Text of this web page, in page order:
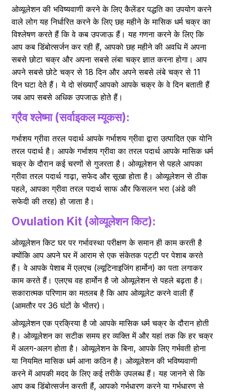
ओव्यूलेशन की भविष्यवाणी करने के लिए कैलेंडर पद्धति का उपयोग करने
वाले लोग यह निर्धारित करने के लिए छह महीने के मासिक धर्म चक्र का
विश्लेषण करते हैं कि वे कब उपजाऊ हैं। यह गणना करने के लिए कि
आप कब डिंबोत्सर्जन कर रही हैं, आपको छह महीने की अवधि में अपना
सबसे छोटा चक्र और अपना सबसे लंबा चक्र ज्ञात करना होगा। आप
अपने सबसे छोटे चक्र से 18 दिन और अपने सबसे लंबे चक्र से 11
दिन घटा देते हैं। ये दो संख्याएँ आपको आपके चक्र के वे दिन बताती हैं
जब आप सबसे अधिक उपजाऊ होते हैं।
ग्रैव श्लेष्मा (सर्वाइकल म्यूकस):
गर्भाशय ग्रीवा तरल पदार्थ आपके गर्भाशय ग्रीवा द्वारा उत्पादित एक योनि
तरल पदार्थ है। आपके गर्भाशय ग्रीवा का तरल पदार्थ आपके मासिक धर्म
चक्र के दौरान कई चरणों से गुजरता है। ओव्यूलेशन से पहले आपका
ग्रीवा तरल पदार्थ गाढ़ा, सफेद और सूखा होता है। ओव्यूलेशन से ठीक
पहले, आपका ग्रीवा तरल पदार्थ साफ और फिसलन भरा (अंडे की
सफेदी की तरह) हो जाता है।
Ovulation Kit (ओव्यूलेशन किट):
ओव्यूलेशन किट घर पर गर्भावस्था परीक्षण के समान ही काम करती है
क्योंकि आप अपने घर में आराम से एक संकेतक पट्टी पर पेशाब करते
हैं। वे आपके पेशाब में एलएच (ल्यूटिनाइजिंग हार्मोन) का पता लगाकर
काम करते हैं। एलएच वह हार्मोन है जो ओव्यूलेशन से पहले बढ़ता है।
सकारात्मक परिणाम का मतलब है कि आप ओव्यूलेट करने वाली हैं
(आमतौर पर 36 घंटों के भीतर)।
ओव्यूलेशन एक प्रक्रिया है जो आपके मासिक धर्म चक्र के दौरान होती
है। ओव्यूलेशन का सटीक समय हर व्यक्ति में और यहां तक ​​कि हर चक्र
में अलग-अलग होता है। ओव्यूलेशन के बिना, आपके लिए गर्भवती होना
या नियमित मासिक धर्म आना कठिन है। ओव्यूलेशन की भविष्यवाणी
करने में आपकी मदद के लिए कई तरीके उपलब्ध हैं। यह जानने से कि
आप कब डिंबोत्सर्जन करती हैं, आपको गर्भधारण करने या गर्भधारण से